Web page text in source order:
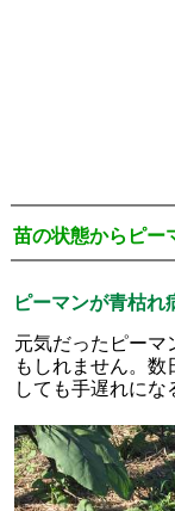
苗の状態からピー
ピーマンが青枯れ
元気だったピーマ
もしれません。
しても手遅れにな